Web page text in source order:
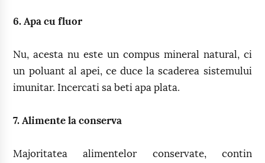
6. Apa cu fluor
Nu, acesta nu este un compus mineral natural, ci
un poluant al apei, ce duce la scaderea sistemului
imunitar. Incercati sa beti apa plata.
7. Alimente la conserva
Majoritatea alimentelor conservate, contin